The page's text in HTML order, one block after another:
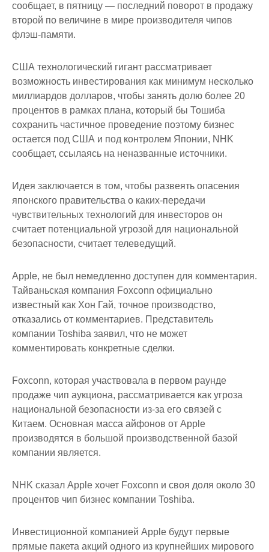
сообщает, в пятницу — последний поворот в продажу
второй по величине в мире производителя чипов
флэш-памяти.
США технологический гигант рассматривает
возможность инвестирования как минимум несколько
миллиардов долларов, чтобы занять долю более 20
процентов в рамках плана, который бы Тошиба
сохранить частичное проведение поэтому бизнес
остается под США и под контролем Японии, NHK
сообщает, ссылаясь на неназванные источники.
Идея заключается в том, чтобы развеять опасения
японского правительства о каких-передачи
чувствительных технологий для инвесторов он
считает потенциальной угрозой для национальной
безопасности, считает телеведущий.
Apple, не был немедленно доступен для комментария.
Тайваньская компания Foxconn официально
известный как Хон Гай, точное производство,
отказались от комментариев. Представитель
компании Toshiba заявил, что не может
комментировать конкретные сделки.
Foxconn, которая участвовала в первом раунде
продаже чип аукциона, рассматривается как угроза
национальной безопасности из-за его связей с
Китаем. Основная масса айфонов от Apple
производятся в большой производственной базой
компании является.
NHK сказал Apple хочет Foxconn и своя доля около 30
процентов чип бизнес компании Toshiba.
Инвестиционной компанией Apple будут первые
прямые пакета акций одного из крупнейших мирового